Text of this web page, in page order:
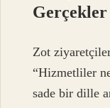
Gerçekler
Zot
“Hizmetliler
sade bir dille